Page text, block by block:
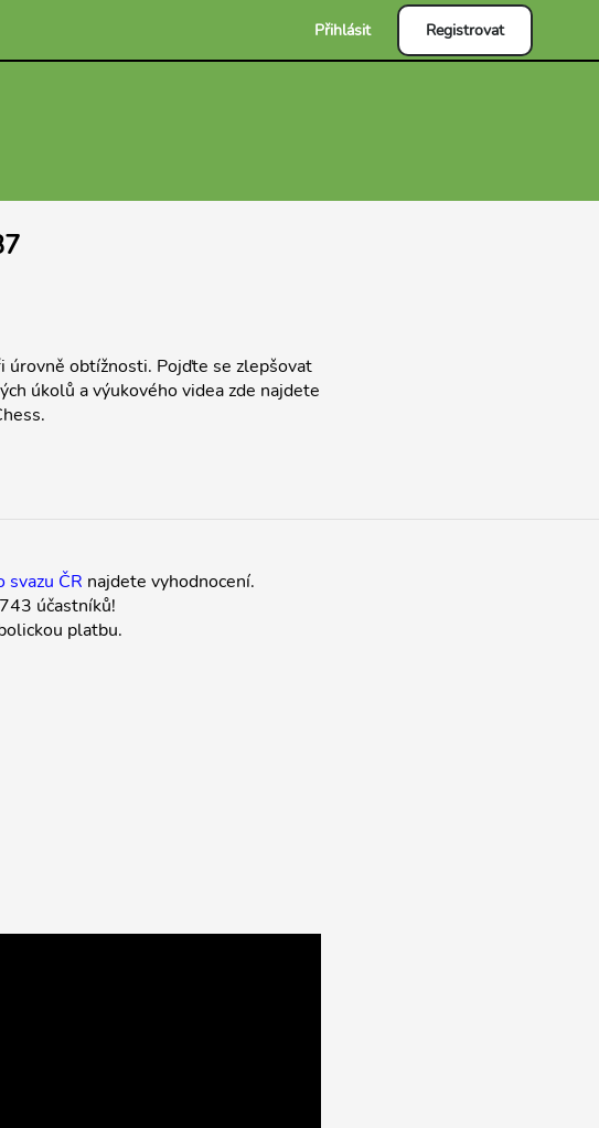
Přihlásit Registrovat
úrovně obtížnosti. Pojďte se zlepšovat
úkolů a výukového videa zde najdete
svazu ČR najdete vyhodnocení.
účastníků!
platbu.